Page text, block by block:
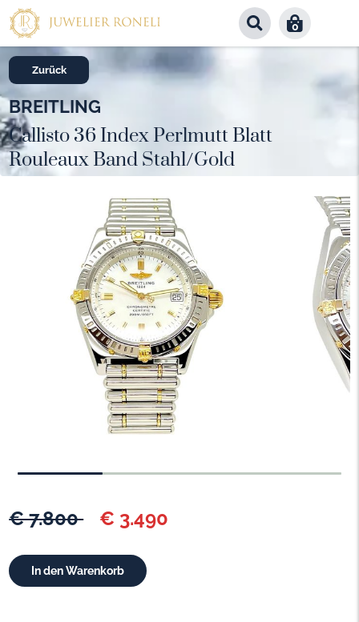
0
Zurück
€ 7.800 € 3.490
BREITLING
Callisto 36 Index Perlmutt Blatt
Rouleaux Band Stahl/Gold